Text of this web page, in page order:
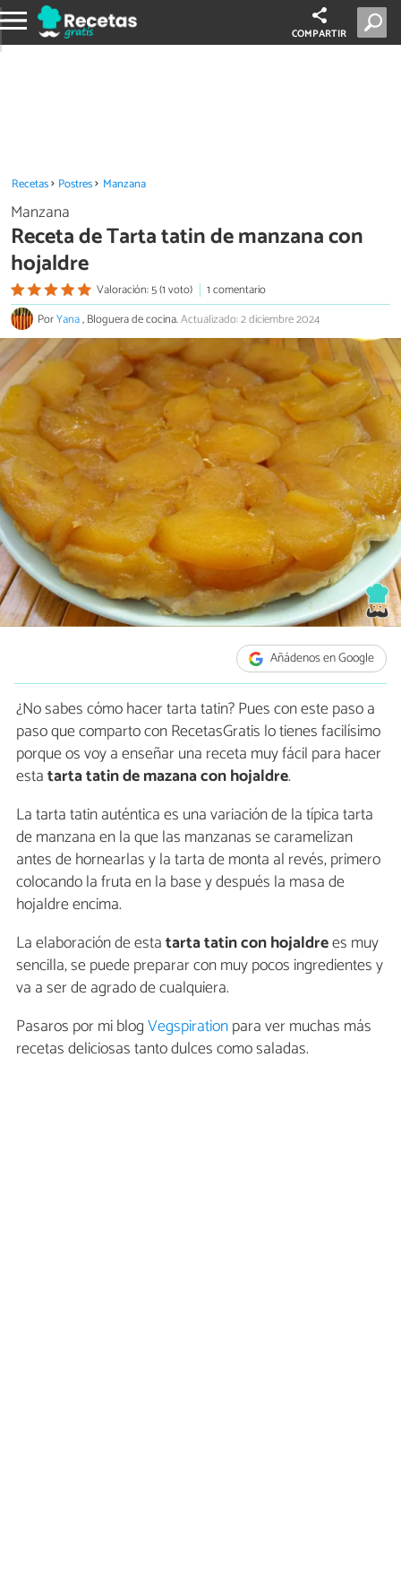
COMPARTIR
Recetas Postres Manzana
Manzana
Receta de Tarta tatin de manzana con
hojaldre
Valoración: 5 (1 voto)
1 comentario
PorYana, Bloguera de cocina.Actualizado: 2 diciembre 2024
Añádenos en Google
¿No sabes cómo hacer tarta tatin? Pues con este paso a
paso que comparto con RecetasGratis lo tienes facilísimo
porque os voy a enseñar una receta muy fácil para hacer
estatarta tatin de mazana con hojaldre.
La tarta tatin auténtica es una variación de la típica tarta
de manzana en la que las manzanas se caramelizan
antes de hornearlas y la tarta de monta al revés, primero
colocando la fruta en la base y después la masa de
hojaldre encima.
La elaboración de estatarta tatin con hojaldrees muy
sencilla, se puede preparar con muy pocos ingredientes y
va a ser de agrado de cualquiera.
Pasaros por mi blogVegspirationpara ver muchas más
recetas deliciosas tanto dulces como saladas.